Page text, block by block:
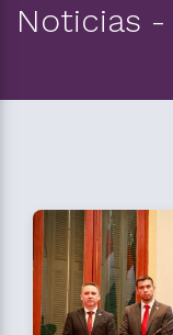
Noticias -